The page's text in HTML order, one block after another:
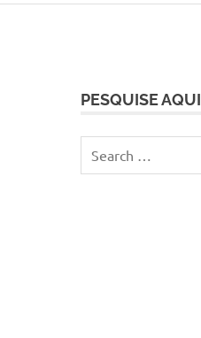
PESQUISE AQUI
for: